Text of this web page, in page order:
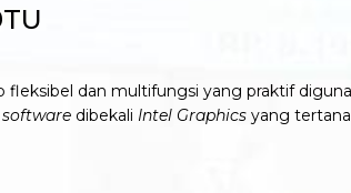
dan multifungsi yang praktif
software dibekali Intel Graphics yang